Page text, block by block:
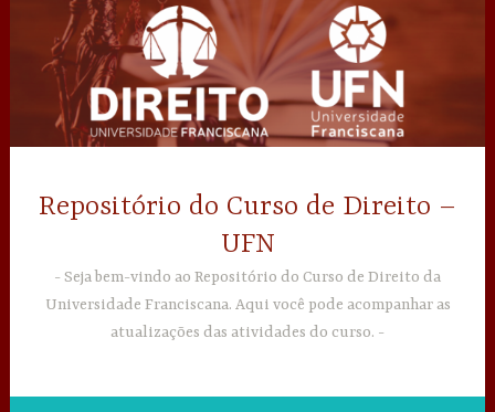
conteúdo
Repositório do Curso de Direito –
UFN
Seja bem-vindo ao Repositório do Curso de Direito da
Universidade Franciscana. Aqui você pode acompanhar as
atualizações das atividades do curso.